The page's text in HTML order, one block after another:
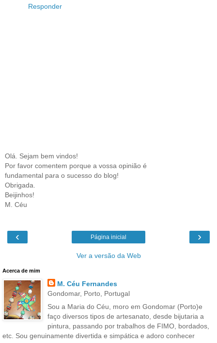
Responder
Olá. Sejam bem vindos!
Por favor comentem porque a vossa opinião é
fundamental para o sucesso do blog!
Obrigada.
Beijinhos!
M. Céu
‹ ›
Página inicial
Ver a versão da Web
Acerca de mim
M. Céu Fernandes
Gondomar, Porto, Portugal
Sou a Maria do Céu, moro em Gondomar (Porto)e
faço diversos tipos de artesanato, desde bijutaria a
pintura, passando por trabalhos de FIMO, bordados,
etc. Sou genuinamente divertida e simpática e adoro conhecer